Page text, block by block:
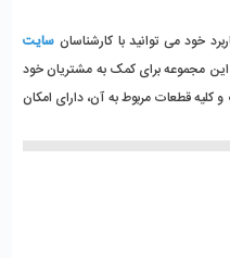
خود می توانید با کارشناسان سایت
این مجموعه برای کمک به مشتریان خود
قطعات مربوط به آن، دارای امکان